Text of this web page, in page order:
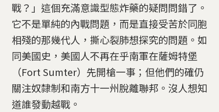
戰？」這個充滿意識型態炸藥的疑問問錯了。
它不是單純的內戰問題，而是直接受苦於同胞
相殘的那幾代人，撕心裂肺想探究的問題。如
同美國史，美國人不再在乎南軍在薩姆特堡
（Fort Sumter）先開槍一事；但他們的確仍
關注奴隸制和南方十一州脫離聯邦。沒人想知
道誰發動越戰。